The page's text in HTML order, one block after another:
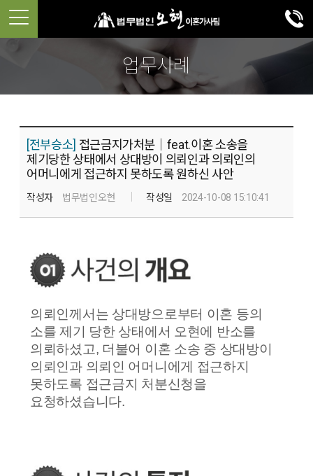
업무사례
[전부승소] 접근금지가처분│feat.이혼 소송을
제기당한 상태에서 상대방이 의뢰인과 의뢰인의
어머니에게 접근하지 못하도록 원하신 사안
작성자 법무법인오현 작성일 2024-10-08 15:10:41
의뢰인께서는 상대방으로부터 이혼 등의
소를 제기 당한 상태에서 오현에 반소를
의뢰하셨고, 더불어 이혼 소송 중 상대방이
의뢰인과 의뢰인 어머니에게 접근하지
못하도록 접근금지 처분신청을
요청하셨습니다.